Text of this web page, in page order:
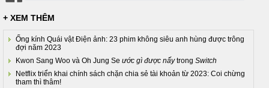
+ XEM THÊM
Ống kính Quái vật Điện ảnh: 23 phim không siêu anh hùng được trông
đợi năm 2023
Kwon Sang Woo và Oh Jung Se ước gì được nấytrong Switch
Netflix triển khai chính sách chặn chia sẻ tài khoản từ 2023: Coi chừng
tham thì thâm!